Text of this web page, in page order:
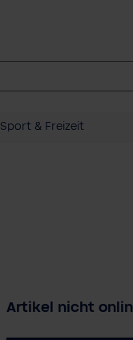
Sport & Freizeit
Artikel nicht